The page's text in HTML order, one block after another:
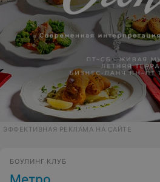
ЭФФЕКТИВНАЯ РЕКЛАМА НА САЙТЕ
БОУЛИНГ КЛУБ